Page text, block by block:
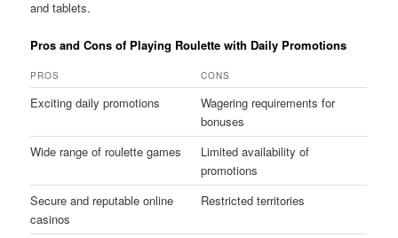
and tablets.
Pros and Cons of Playing Roulette with Daily Promotions
PROS CONS
Exciting daily promotions
Wagering requirements for
bonuses
Wide range of roulette games
Limited availability of
promotions
Secure and reputable online
casinos
Restricted territories